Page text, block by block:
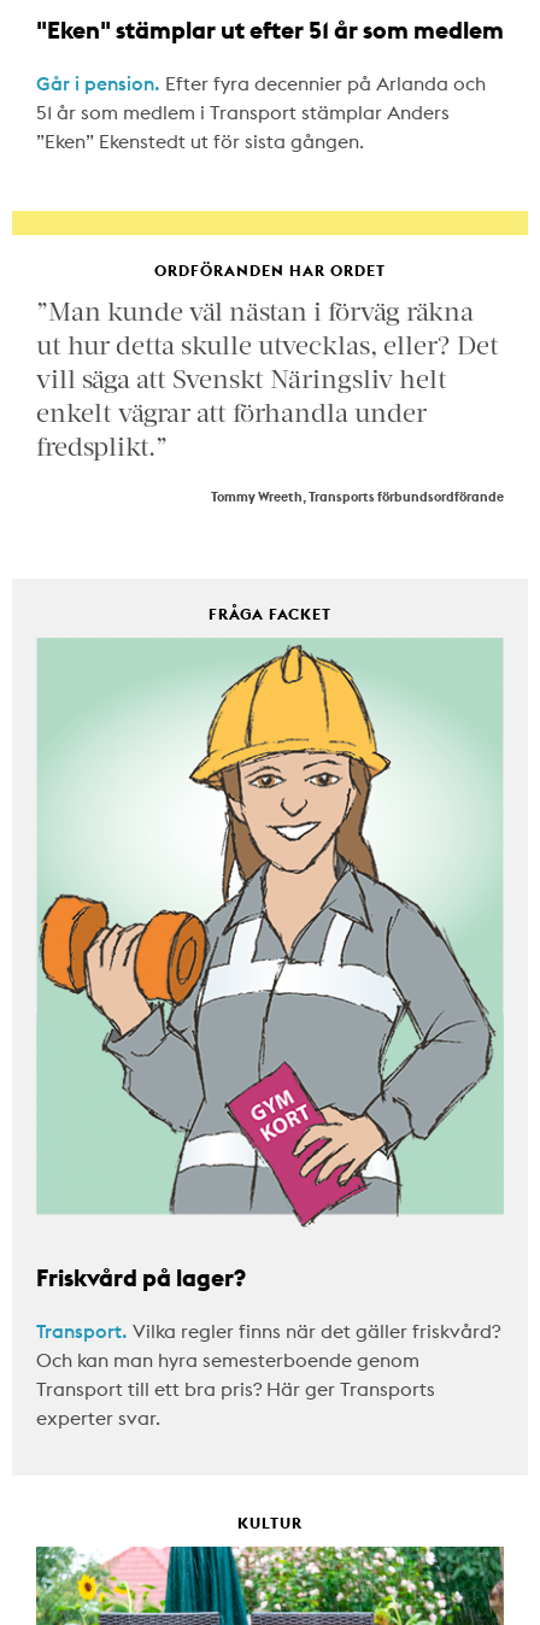
"Eken" stämplar ut efter 51 år som medlem
Går i pension. Efter fyra decennier på Arlanda och
51 år som medlem i Transport stämplar Anders
”Eken” Ekenstedt ut för sista gången.
ORDFÖRANDEN HAR ORDET
”Man kunde väl nästan i förväg räkna
ut hur detta skulle utvecklas, eller? Det
vill säga att Svenskt Näringsliv helt
enkelt vägrar att förhandla under
fredsplikt.”
Tommy Wreeth, Transports förbundsordförande
FRÅGA FACKET
Friskvård på lager?
Transport. Vilka regler finns när det gäller friskvård?
Och kan man hyra semesterboende genom
Transport till ett bra pris? Här ger Transports
experter svar.
KULTUR